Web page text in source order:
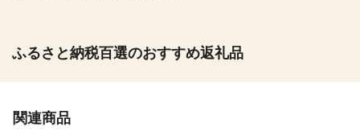
ふるさと納税百選のおすすめ返礼品
関連商品